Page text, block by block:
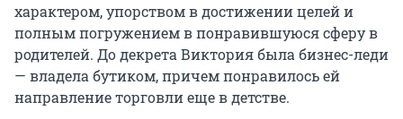
характером, упорством в достижении целей и
полным погружением в понравившуюся сферу в
родителей. До декрета Виктория была бизнес-леди
— владела бутиком, причем понравилось ей
направление торговли еще в детстве.